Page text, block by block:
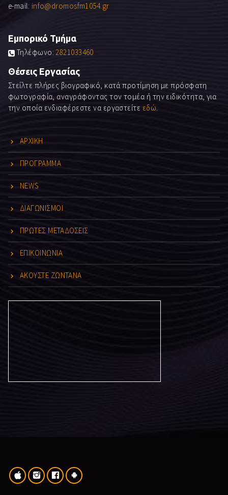
e-mail: info@dromosfm1054.gr
Εμπορικό Τμήμα
Τηλέφωνο:2821033460
Θέσεις Εργασίας
Στείλτε πλήρες βιογραφικό, κατά προτίμηση με πρόσφατη
φωτογραφία, αναγράφοντας τον τομέα ή την ειδικότητα, για
την οποία ενδιαφέρεστε να εργαστείτε εδώ
ΑΡΧΙΚΗ
ΠΡΟΓΡΑΜΜΑ
NEWS
ΔΙΑΓΩΝΙΣΜΟΙ
ΠΡΩΤΕΣ ΜΕΤΑΔΟΣΕΙΣ
ΕΠΙΚΟΙΝΩΝΙΑ
ΑΚΟΥΣΤΕ ΖΩΝΤΑΝΑ